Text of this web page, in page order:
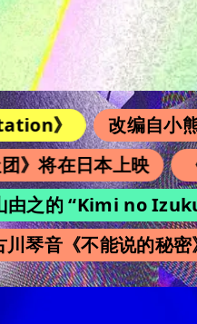
改编自小熊维尼的恐
本上映 《Iké
“Kimi no Izuku
《不能说的秘密》3张